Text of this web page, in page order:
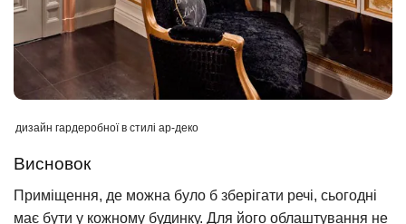
дизайн гардеробної в стилі ар-деко
Висновок
Приміщення, де можна було б зберігати речі, сьогодні
має бути у кожному будинку. Для його облаштування не